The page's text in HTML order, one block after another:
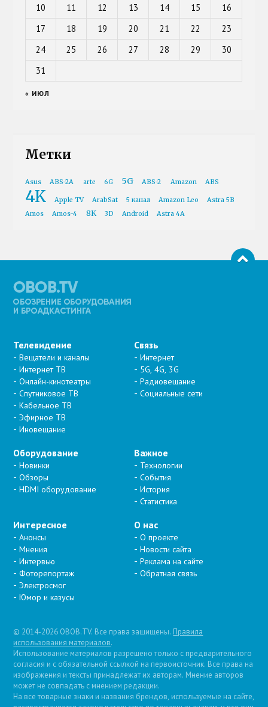
10
11 12 13 14 15
16
17
18 19 20 21 22
23
24
25 26 27 28 29
30
31
« ИЮЛ
Метки
Asus ABS-2A arte 6G 5G ABS-2 Amazon ABS
4K Apple TV ArabSat 5 канал Amazon Leo
Astra 5B
Amos
Amos-4 8K 3D Android Astra 4A
Телевидение
Вещатели и каналы
Интернет ТВ
Онлайн-кинотеатры
Спутниковое ТВ
Кабельное ТВ
Эфирное ТВ
Иновещание
Связь
Интернет
5G, 4G, 3G
Радиовещание
Социальные сети
Оборудование
Новинки
Обзоры
HDMI оборудование
Важное
Технологии
События
История
Статистика
Интересное
Анонсы
Мнения
Интервью
Фоторепортаж
Электросмог
Юмор и казусы
О нас
О проекте
Новости сайта
Реклама на сайте
Обратная связь
© 2014-2026 OBOB.TV. Все права защищены. Правила
использования материалов.
Использование материалов разрешено только с предварительного
согласия и с обязательной ссылкой на первоисточник. Все права на
изображения и тексты принадлежат их авторам. Мнение авторов
может не совпадать с мнением редакции.
На все товарные знаки и названия брендов, используемые на сайте,